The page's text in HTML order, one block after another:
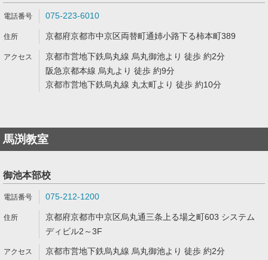
075-223-6010
京都府京都市中京区両替町通姉小路下る柿本町389
京都市営地下鉄烏丸線 烏丸御池より 徒歩 約2分
阪急京都本線 烏丸より 徒歩 約9分
京都市営地下鉄烏丸線 丸太町より 徒歩 約10分
馬渕教室
御池本部校
075-212-1200
京都府京都市中京区烏丸通三条上る場之町603 システム
ディビル2～3F
京都市営地下鉄烏丸線 烏丸御池より 徒歩 約2分